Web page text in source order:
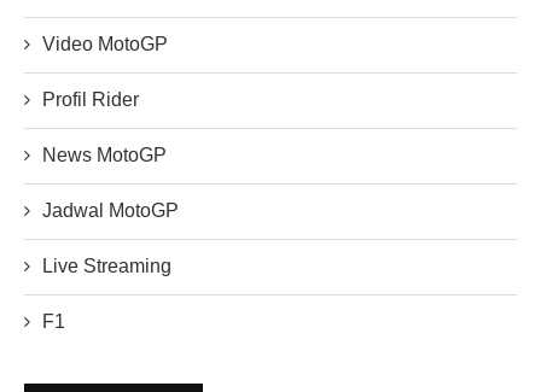
Video MotoGP
Profil Rider
News MotoGP
Jadwal MotoGP
Live Streaming
F1